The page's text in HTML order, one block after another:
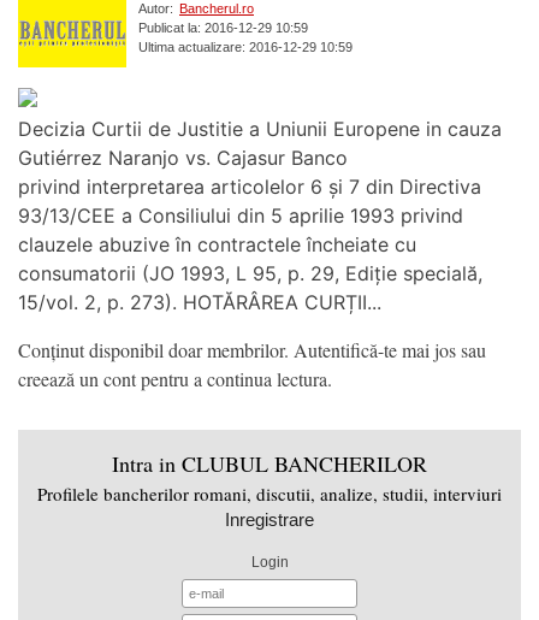
Autor: Bancherul.ro
Publicat la: 2016-12-29 10:59
Ultima actualizare: 2016-12-29 10:59
Decizia Curtii de Justitie a Uniunii Europene in cauza
Gutiérrez Naranjo vs. Cajasur Banco
privind interpretarea articolelor 6 și 7 din Directiva
93/13/CEE a Consiliului din 5 aprilie 1993 privind
clauzele abuzive în contractele încheiate cu
consumatorii (JO 1993, L 95, p. 29, Ediție specială,
15/vol. 2, p. 273). HOTĂRÂREA CURȚII...
Conținut disponibil doar membrilor. Autentifică-te mai jos sau
creează un cont pentru a continua lectura.
Intra in CLUBUL BANCHERILOR
Profilele bancherilor romani, discutii, analize, studii, interviuri
Inregistrare
Login